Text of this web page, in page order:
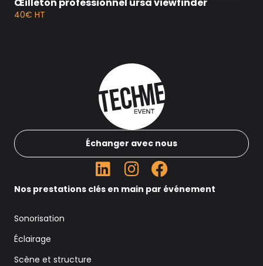
Œilleton professionnel ursa viewfinder
40€ HT
Échanger avec nous
Nos prestations clés en main par événement
Sonorisation
Éclairage
Scène et structure